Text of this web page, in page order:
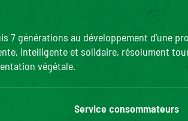
7 générations au développement d’une
intelligente et solidaire, résolument
végétale.
Service consommateurs